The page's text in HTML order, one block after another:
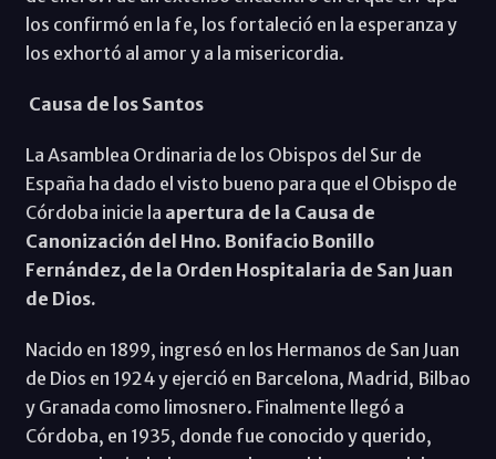
los confirmó en la fe, los fortaleció en la esperanza y
los exhortó al amor y a la misericordia.
Causa de los Santos
La Asamblea Ordinaria de los Obispos del Sur de
España ha dado el visto bueno para que el Obispo de
Córdoba inicie la apertura de la Causa de
Canonización del Hno. Bonifacio Bonillo
Fernández, de la Orden Hospitalaria de San Juan
de Dios.
Nacido en 1899, ingresó en los Hermanos de San Juan
de Dios en 1924 y ejerció en Barcelona, Madrid, Bilbao
y Granada como limosnero. Finalmente llegó a
Córdoba, en 1935, donde fue conocido y querido,